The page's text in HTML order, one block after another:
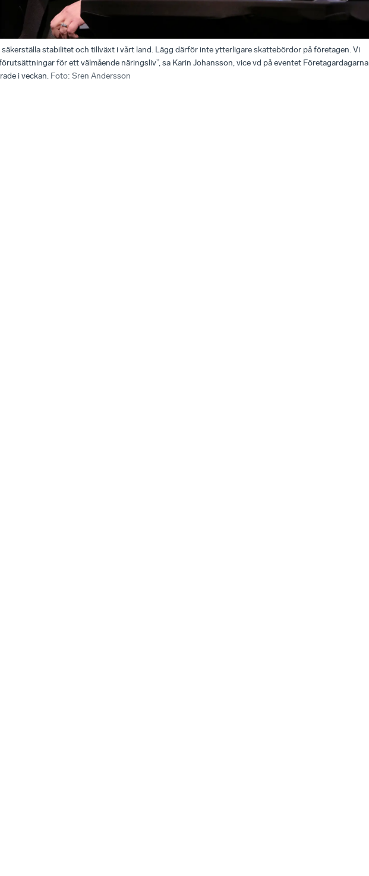
stabilitet och tillväxt i vårt land. Lägg därför inte ytterligare skattebördor på företagen. Vi
för ett välmående näringsliv”, sa Karin Johansson, vice vd på eventet Företagardagarna
i veckan. Foto: Sren Andersson